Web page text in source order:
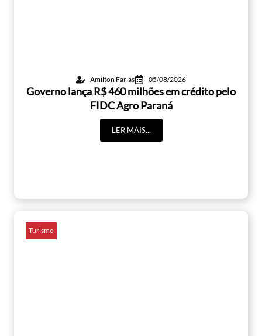
Amilton Farias 05/08/2026
Governo lança R$ 460 milhões em crédito pelo
FIDC Agro Paraná
LER MAIS...
Turismo